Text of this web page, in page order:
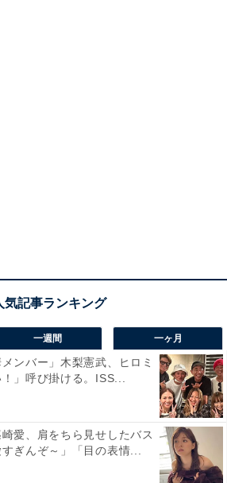
一週間 一ヶ月
メンバー」木梨憲武、ヒロミ
」呼び掛ける。ISS...
崎愛、肩をちら見せしたバス
ぎんぞ～」「目の表情...